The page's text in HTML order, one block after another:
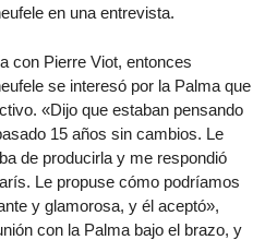
en una entrevista.
con Pierre Viot, entonces
se interesó por la Palma que
«Dijo que estaban pensando
15 años sin cambios. Le
de producirla y me respondió
Le propuse cómo podríamos
y glamorosa, y él aceptó»,
con la Palma bajo el brazo, y